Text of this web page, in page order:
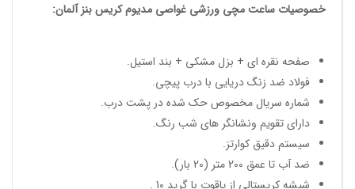
خصوصیات ساعت مچی ورزشی غواصی مدیومکریس بنز آلمان:
صفحه نقره ای + بزل مشکی + بند استیل.
فولاد ضد زنگ دریایی با درب پیچی.
شماره سریال مخصوص حک شده در پشت درب.
دارای تقویم ونشانگر های شب رنگ.
سیستم دقیق کوارتز.
ضد آب تا عمق 200 متر (20 بار).
شیشه کریستالی از یاقوت با گرید 10 .